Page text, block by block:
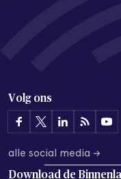
Volg ons
alle social media →
Download de